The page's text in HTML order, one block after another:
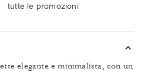
tutte le promozioni
elegante e minimalista, con un